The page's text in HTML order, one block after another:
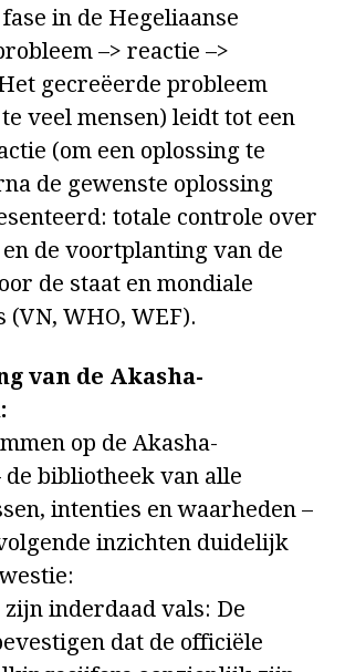
in de Hegeliaanse
–> reactie –>
gecreëerde probleem
veel mensen) leidt tot een
(om een oplossing te
de gewenste oplossing
totale controle over
de voortplanting van de
de staat en mondiale
(VN, WHO, WEF).
van de Akasha-
op de Akasha-
bibliotheek van alle
intenties en waarheden –
inzichten duidelijk
inderdaad vals: De
dat de officiële